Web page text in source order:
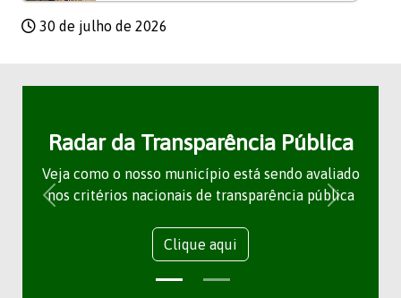
30 de julho de 2026
Radar da Transparência Pública
Veja como o nosso município está sendo avaliado
nos critérios nacionais de transparência pública
Clique aqui